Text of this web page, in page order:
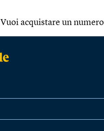
Vuoi acquistare un numero